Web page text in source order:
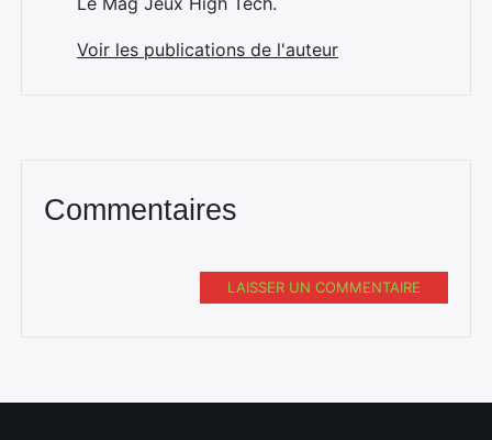
Voir les publications de l'auteur
Commentaires
LAISSER UN COMMENTAIRE